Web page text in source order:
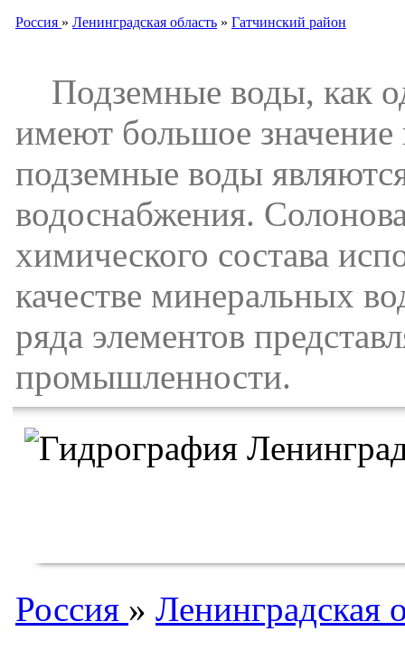
Россия » Ленинградская область » Гатчинский район
Подземные воды, как
имеют большое
подземные воды
водоснабжения.
химического состава
качестве минеральных
ряда элементов
промышленности.
Россия » Ленинградская